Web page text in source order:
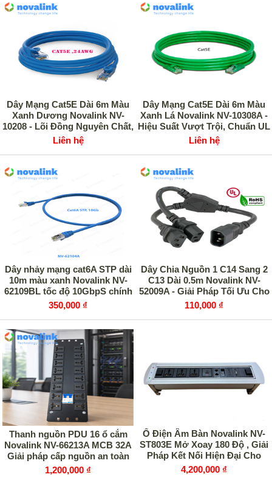
Dây Mạng Cat5E Dài 6m Màu
Xanh Dương Novalink NV-
10208 - Lõi Đồng Nguyên Chất,
Chuẩn UL, Sản Xuất Tại Việt
Liên hệ
Dây Mạng Cat5E Dài 6m Màu
Xanh Lá Novalink NV-10308A -
Hiệu Suất Vượt Trội, Chuẩn UL
Quốc Tế
Liên hệ
Dây nhảy mạng cat6A STP dài
10m màu xanh Novalink NV-
62109BL tốc độ 10GbpS chính
hãng
350,000 ₫
Dây Chia Nguồn 1 C14 Sang 2
C13 Dài 0.5m Novalink NV-
52009A - Giải Pháp Tối Ưu Cho
Tủ Rack Data Center
110,000 ₫
Thanh nguồn PDU 16 ổ cắm
Novalink NV-66213A MCB 32A
Giải pháp cấp nguồn an toàn
cho tủ mạng, tủ rack
1,200,000 ₫
Ổ Điện Âm Bàn Novalink NV-
ST803E Mở Xoay 180 Độ , Giải
Pháp Kết Nối Hiện Đại Cho
Bàn Làm Việc
4,200,000 ₫